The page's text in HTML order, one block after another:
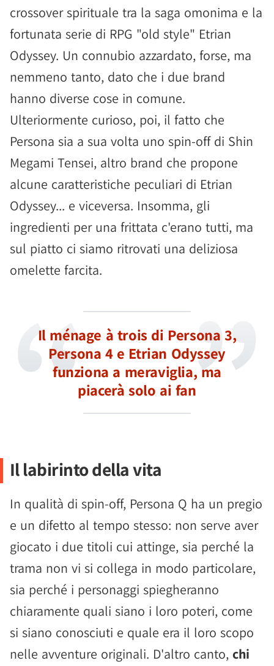
crossover spirituale tra la saga omonima e la
fortunata serie di RPG "old style" Etrian
Odyssey. Un connubio azzardato, forse, ma
nemmeno tanto, dato che i due brand
hanno diverse cose in comune.
Ulteriormente curioso, poi, il fatto che
Persona sia a sua volta uno spin-off di Shin
Megami Tensei, altro brand che propone
alcune caratteristiche peculiari di Etrian
Odyssey... e viceversa. Insomma, gli
ingredienti per una frittata c'erano tutti, ma
sul piatto ci siamo ritrovati una deliziosa
omelette farcita.
Il ménage à trois di Persona 3,
Persona 4 e Etrian Odyssey
funziona a meraviglia, ma
piacerà solo ai fan
Il labirinto della vita
In qualità di spin-off, Persona Q ha un pregio
e un difetto al tempo stesso: non serve aver
giocato i due titoli cui attinge, sia perché la
trama non vi si collega in modo particolare,
sia perché i personaggi spiegheranno
chiaramente quali siano i loro poteri, come
si siano conosciuti e quale era il loro scopo
nelle avventure originali. D'altro canto, chi